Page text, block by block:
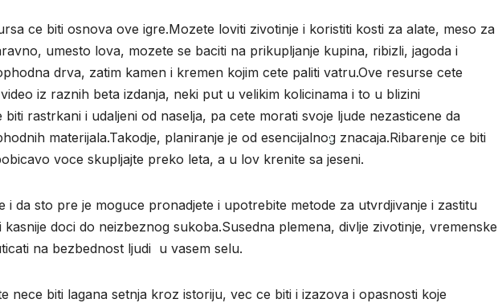
ce biti osnova ove igre.Mozete loviti zivotinje i koristiti kosti za alate, meso za
umesto lova, mozete se baciti na prikupljanje kupina, ribizli, jagoda i
drva, zatim kamen i kremen kojim cete paliti vatru.Ove resurse cete
iz raznih beta izdanja, neki put u velikim kolicinama i to u blizini
rastrkani i udaljeni od naselja, pa cete morati svoje ljude nezasticene da
materijala.Takodje, planiranje je od esencijalnog znacaja.Ribarenje ce biti
voce skupljajte preko leta, a u lov krenite sa jeseni.
i da sto pre je moguce pronadjete i upotrebite metode za utvrdjivanje i zastitu
doci do neizbeznog sukoba.Susedna plemena, divlje zivotinje, vremenske
na bezbednost ljudi u vasem selu.
nece biti lagana setnja kroz istoriju, vec ce biti i izazova i opasnosti koje
*